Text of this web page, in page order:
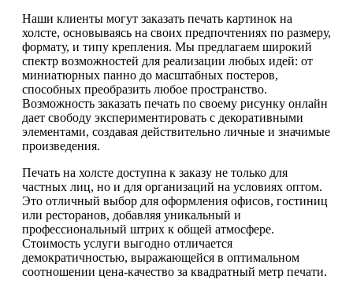
Наши клиенты могут заказать печать картинок на
холсте, основываясь на своих предпочтениях по размеру,
формату, и типу крепления. Мы предлагаем широкий
спектр возможностей для реализации любых идей: от
миниатюрных панно до масштабных постеров,
способных преобразить любое пространство.
Возможность заказать печать по своему рисунку онлайн
дает свободу экспериментировать с декоративными
элементами, создавая действительно личные и значимые
произведения.
Печать на холсте доступна к заказу не только для
частных лиц, но и для организаций на условиях оптом.
Это отличный выбор для оформления офисов, гостиниц
или ресторанов, добавляя уникальный и
профессиональный штрих к общей атмосфере.
Стоимость услуги выгодно отличается
демократичностью, выражающейся в оптимальном
соотношении цена-качество за квадратный метр печати.